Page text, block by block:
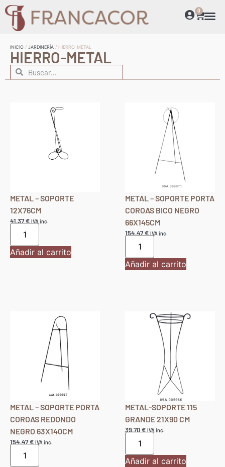
0
INICIO / JARDINERÍA / HIERRO-METAL
HIERRO-METAL
METAL – SOPORTE
12X76CM
41,37€ IVA inc.
Añadir al carrito
METAL – SOPORTE PORTA
COROAS BICO NEGRO
66X145CM
154,47€ IVA inc.
Añadir al carrito
METAL – SOPORTE PORTA
COROAS REDONDO
NEGRO 63X140CM
154,47€ IVA inc.
METAL-SOPORTE 115
GRANDE 21X90 CM
39,70€ IVA inc.
Añadir al carrito